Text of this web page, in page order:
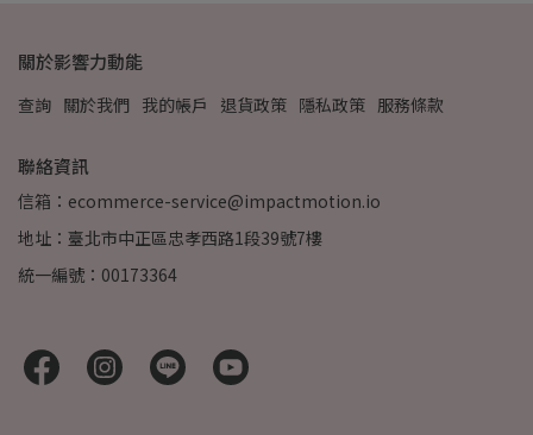
關於影響力動能
查詢 關於我們 我的帳戶 退貨政策 隱私政策 服務條款
聯絡資訊
信箱：ecommerce-service@impactmotion.io
地址：臺北市中正區忠孝西路1段39號7樓
統一編號：00173364